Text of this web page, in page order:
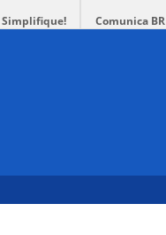
Simplifique! Comunica BR